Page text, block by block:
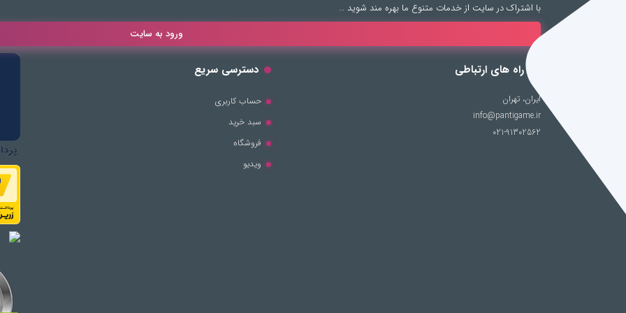
با اشتراک در سایت از خدمات متنوع ما بهره مند شوید …
ورود به سایت
راه های ارتباطی
ایران، تهران
info@pantigame.ir
021-91302562
دسترسی سریع
حساب کاربری
سبد خرید
فروشگاه
ویدیو